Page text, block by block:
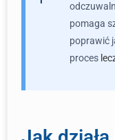
pomaga
poprawić
proces